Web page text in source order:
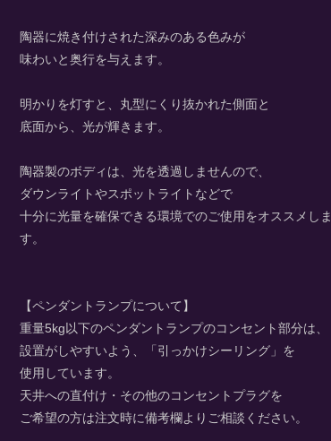
陶器に焼き付けされた深みのある色みが
味わいと奥行を与えます。
明かりを灯すと、丸型にくり抜かれた側面と
底面から、光が輝きます。
陶器製のボディは、光を透過しませんので、
ダウンライトやスポットライトなどで
十分に光量を確保できる環境でのご使用をオススメしま
す。
【ペンダントランプについて】
重量5kg以下のペンダントランプのコンセント部分は、
設置がしやすいよう、「引っかけシーリング」を
使用しています。
天井への直付け・その他のコンセントプラグを
ご希望の方は注文時に備考欄よりご相談ください。